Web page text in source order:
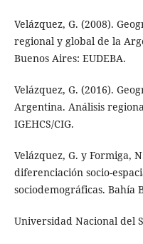
Velázquez, G. (2008).
regional y global de la
Buenos Aires: EUDEBA.
Velázquez, G. (2016).
Argentina. Análisis
IGEHCS/CIG.
Velázquez, G. y Formiga,
diferenciación socio-
sociodemográficas. Bahía
Universidad Nacional del